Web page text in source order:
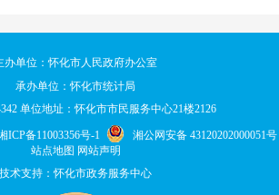
办单位：怀化市人民政府办公室
承办单位：怀化市统计局
单位地址：怀化市市民服务中心21楼2126
ICP备11003356号-1
湘公网安备 43120202000051号
站点地图 网站声明
技术支持：怀化市政务服务中心